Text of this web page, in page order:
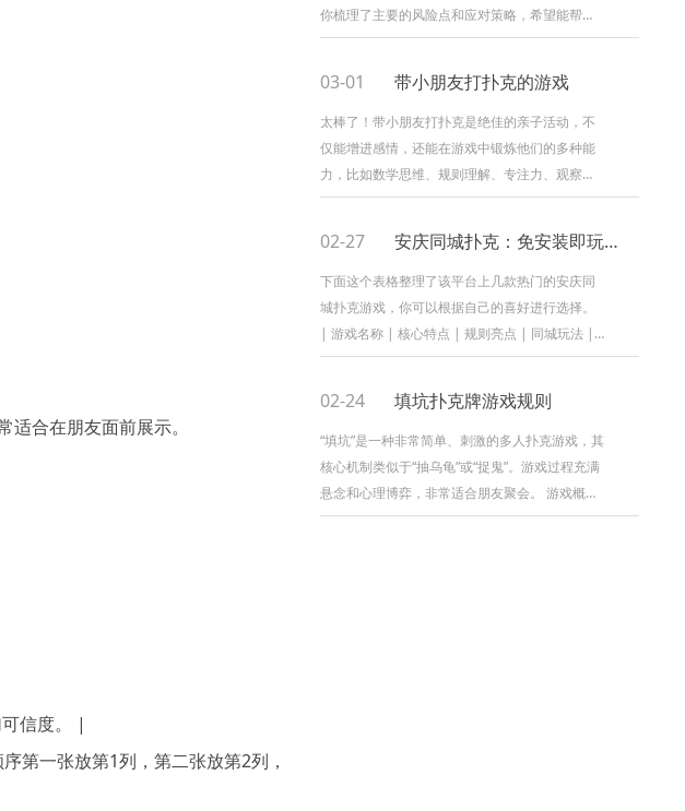
合在朋友面前展示。
信度。 |
第一张放第1列，第二张放第2列，
你梳理了主要的风险点和应对策略，希望能帮助
你更好地保护自己的资金。 > 重要提示： 以下部
03-01 带小朋友打扑克的游戏
太棒了！带小朋友打扑克是绝佳的亲子活动，不
仅能增进感情，还能在游戏中锻炼他们的多种能
力，比如数学思维、规则理解、专注力、观察力
和抗挫折能力。 根据小朋友的年龄和理解能力，
02-27 安庆同城扑克：免安装即玩，同城牌友随时开局
下面这个表格整理了该平台上几款热门的安庆同
城扑克游戏，你可以根据自己的喜好进行选择。
| 游戏名称 | 核心特点 | 规则亮点 | 同城玩法 |
| :-- | :-- | : | : | | 宿松同...
02-24 填坑扑克牌游戏规则
“填坑”是一种非常简单、刺激的多人扑克游戏，其
核心机制类似于“抽乌龟”或“捉鬼”。游戏过程充满
悬念和心理博弈，非常适合朋友聚会。 游戏概述
* 玩家人数：3-8人，4-6人最佳。 * 游戏目标：